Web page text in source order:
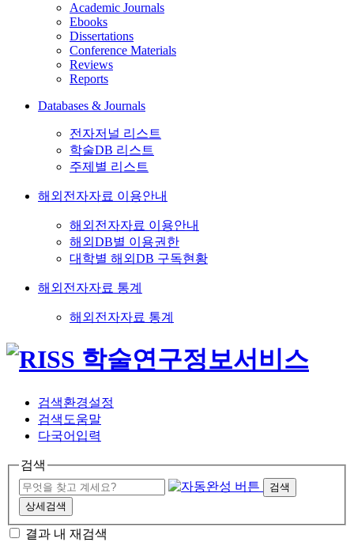
Academic Journals
Ebooks
Dissertations
Conference Materials
Reviews
Reports
Databases & Journals
전자저널 리스트
학술DB 리스트
주제별 리스트
해외전자자료 이용안내
해외전자자료 이용안내
해외DB별 이용권한
대학별 해외DB 구독현황
해외전자자료 통계
해외전자자료 통계
검색환경설정
검색도움말
다국어입력
검색
검색
상세검색
결과 내 재검색